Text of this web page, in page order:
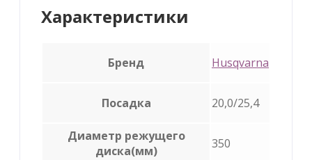
Характеристики
Бренд Husqvarna
Посадка 20,0/25,4
Диаметр режущего
диска(мм)
350